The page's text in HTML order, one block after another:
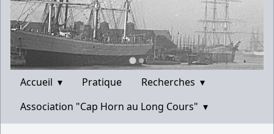
Accueil ▾ Pratique Recherches ▾
Association "Cap Horn au Long Cours" ▾